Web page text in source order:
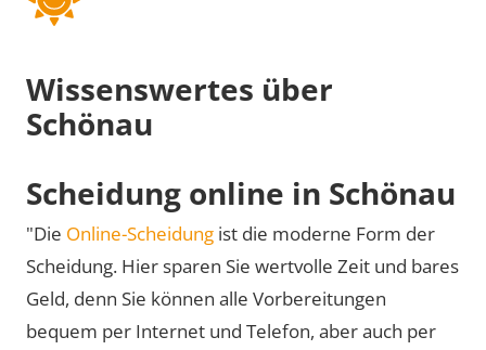
Wissenswertes über
Schönau
Scheidung online in Schönau
"Die Online-Scheidung ist die moderne Form der
Scheidung. Hier sparen Sie wertvolle Zeit und bares
Geld, denn Sie können alle Vorbereitungen
bequem per Internet und Telefon, aber auch per